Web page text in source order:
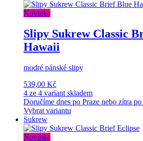
Novinka
Slipy Sukrew Classic
Hawaii
modré pánské slipy
539,00 Kč
4 ze 4 variant skladem
Doručíme dnes po Praze nebo zítra po
Vybrat variantu
Sukrew
Novinka